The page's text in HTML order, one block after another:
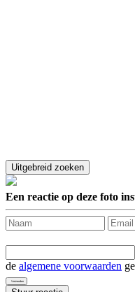
Een reactie op deze foto
de algemene voorwaarden